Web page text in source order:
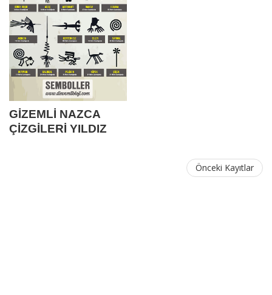
GİZEMLİ NAZCA
ÇİZGİLERİ YILDIZ
Önceki Kayıtlar